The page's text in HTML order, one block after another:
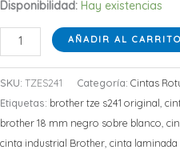
Disponibilidad: Hay existencias
Cinta
Adhesiva
Extra
Fuerte
Brother
TZe-
AÑADIR AL CARRITO
SKU: TZES241 Categoría: Cintas
Etiquetas: brother tze s241 original
brother 18 mm negro sobre blanco
cinta industrial Brother cinta